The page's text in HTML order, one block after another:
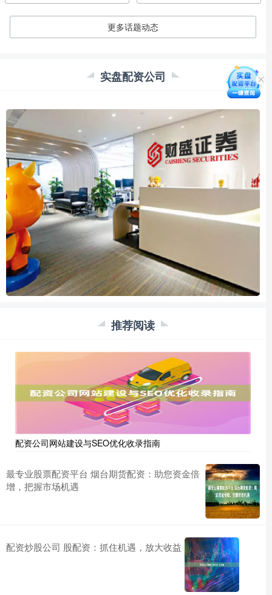
更多话题动态
实盘配资公司
推荐阅读
配资公司网站建设与SEO优化收录指南
最专业股票配资平台 烟台期货配资：助您资金倍
增，把握市场机遇
配资炒股公司 股配资：抓住机遇，放大收益